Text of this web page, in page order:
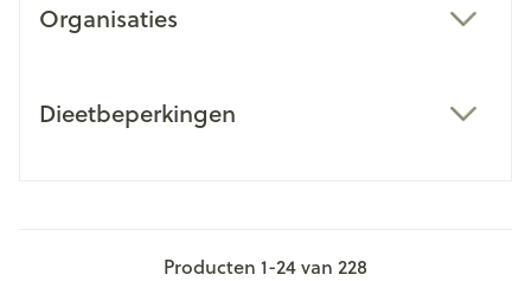
Organisaties
Dieetbeperkingen
Producten 1-24van 228